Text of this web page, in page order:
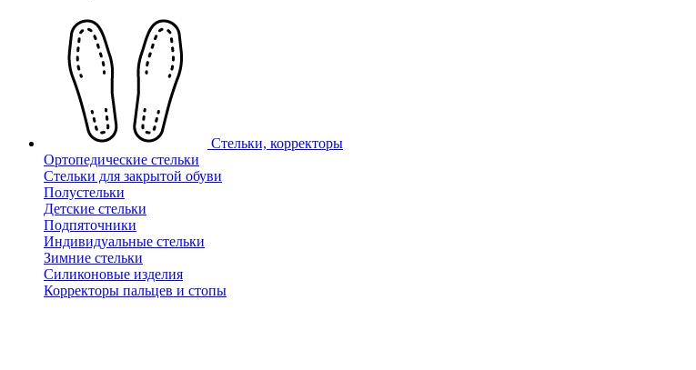
Стельки, корректоры
Ортопедические стельки
Стельки для закрытой обуви
Полустельки
Детские стельки
Подпяточники
Индивидуальные стельки
Зимние стельки
Силиконовые изделия
Корректоры пальцев и стопы